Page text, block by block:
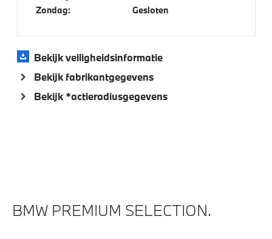
Alarmsysteem klasse 3 (VbV/SCM)
Aandrijving en onderstel
Veiligheid
Zondag: Gesloten
Bekijk veiligheidsinformatie
Bekijk fabrikantgegevens
Bekijk *actieradiusgegevens
BMW PREMIUM SELECTION.